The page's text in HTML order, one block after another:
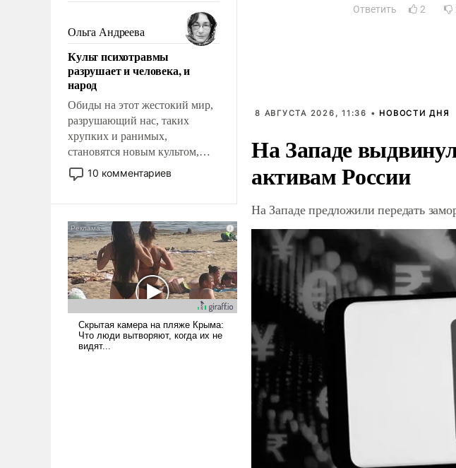
сложна и амбициозна. Однако
и ее реализация радикально
поднимет наши боевые
возможности.
Ольга Андреева
Культ психотравмы
разрушает и человека, и
народ
Обиды на этот жестокий мир,
разрушающий нас, таких
хрупких и ранимых,
становятся новым культом,
постепенно вытесняя и
отменяя традиционное
ударами судьбы, брать на себя
ответственность, помогать
слабым, идти вперед и
адаптироваться.
10 комментариев
Ответить
2
8 АВГУСТА 2026, 11:36 • НОВОСТИ ДНЯ
На Западе
активам России
На Западе предложили передать